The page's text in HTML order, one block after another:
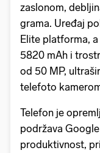
zaslonom,
grama. Uređaj
Elite platforma,
5820 mAh i
od 50 MP,
telefoto
Telefon je
podržava
produktivnost,